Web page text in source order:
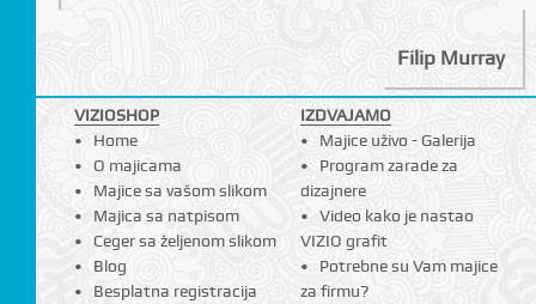
Filip Murray
VIZIOSHOP
Home
O majicama
Majice sa vašom slikom
Majica sa natpisom
Ceger sa željenom slikom
Blog
Besplatna registracija
IZDVAJAMO
Majice uživo - Galerija
Program zarade za
dizajnere
Video kako je nastao
VIZIO grafit
Potrebne su Vam majice
za firmu?